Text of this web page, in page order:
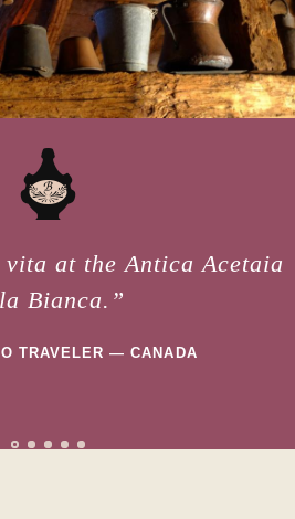
A
at the Antica Acetaia
Bianca.”
TRAVELER — CANADA